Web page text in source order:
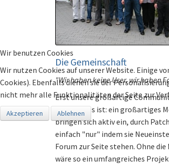
Die Gemeinschaft
"Wir haben keine User, wir haben
Erst unsere großartige
dem, was es ist: ein großartiges
bringen sich aktiv ein, durch
einfach "nur" indem sie
Forum zur Seite stehen. Ohne
wäre so ein umfangreiches
Wir benutzen Cookies
Wir nutzen Cookies auf unserer Website. Einige
Cookies). Ebenfalls dienen sie der
nicht mehr alle Funktionalitäten der Seite zur
Akzeptieren Ablehnen